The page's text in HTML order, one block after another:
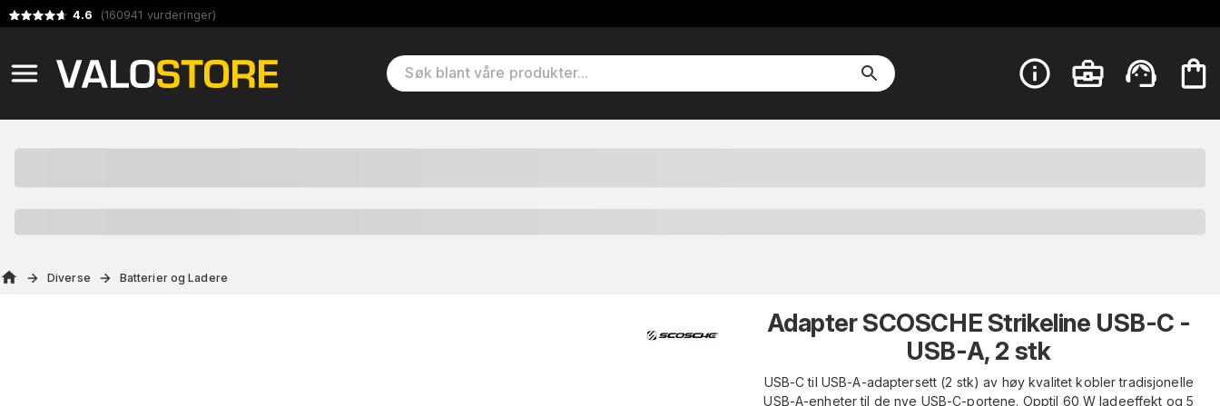
4.6 (160941 vurderinger)
Diverse Batterier og Ladere
Adapter SCOSCHE Strikeline USB-C -
USB-A, 2 stk
USB-C til USB-A-adaptersett (2 stk) av høy kvalitet kobler tradisjonelle
USB-A-enheter til de nye USB-C-portene. Opptil 60 W ladeeffekt og 5